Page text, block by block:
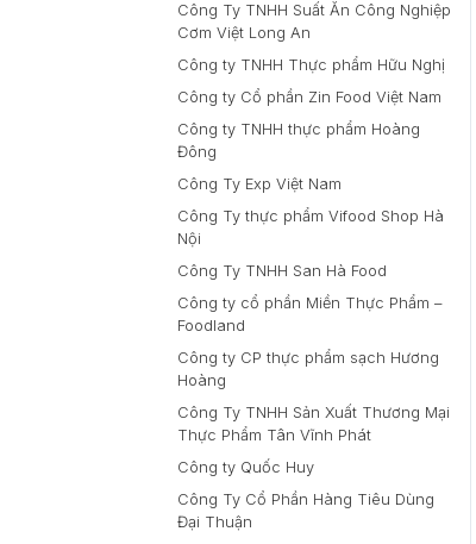
Công Ty TNHH Suất Ăn Công Nghiệp
Cơm Việt Long An
Công ty TNHH Thực phẩm Hữu Nghị
Công ty Cổ phần Zin Food Việt Nam
Công ty TNHH thực phẩm Hoàng
Đông
Công Ty Exp Việt Nam
Công Ty thực phẩm Vifood Shop Hà
Nội
Công Ty TNHH San Hà Food
Công ty cổ phần Miền Thực Phẩm –
Foodland
Công ty CP thực phẩm sạch Hương
Hoàng
Công Ty TNHH Sản Xuất Thương Mại
Thực Phẩm Tân Vĩnh Phát
Công ty Quốc Huy
Công Ty Cổ Phần Hàng Tiêu Dùng
Đại Thuận